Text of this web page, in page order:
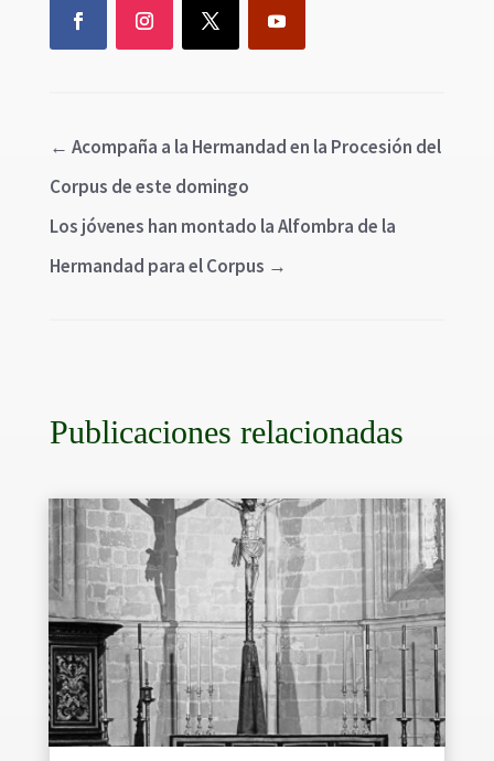
← Acompaña a la Hermandad en la Procesión del
Corpus de este domingo
Los jóvenes han montado la Alfombra de la
Hermandad para el Corpus →
Publicaciones relacionadas